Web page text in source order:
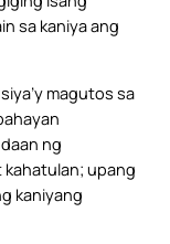
sa kaniya ang
magutos sa
ng
kahatulan; upang
kaniyang